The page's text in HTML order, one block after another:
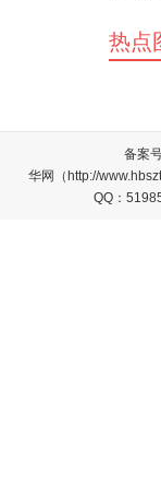
热点
备案
华网（http://
QQ：